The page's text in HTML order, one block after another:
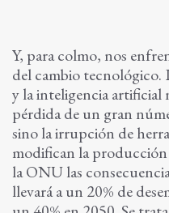
Y, para colmo, nos
del cambio
y la inteligencia artificial
pérdida de un gran
sino la irrupción de
modifican la
la ONU las
llevará a un 20% de